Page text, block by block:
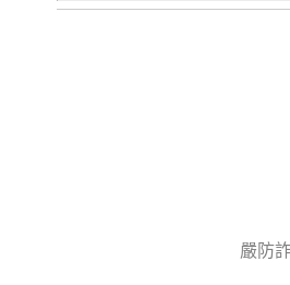
嚴防